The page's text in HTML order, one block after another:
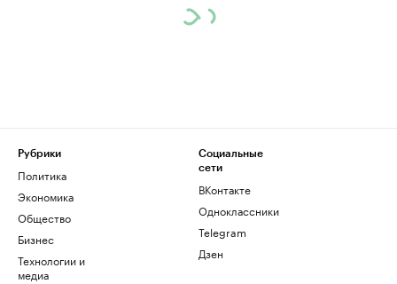
Рубрики
Политика
Экономика
Общество
Бизнес
Технологии и
медиа
Социальные
сети
ВКонтакте
Одноклассники
Telegram
Дзен